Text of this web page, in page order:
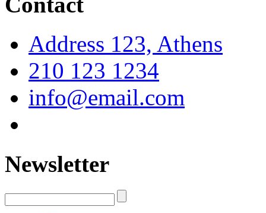
Address 123, Athens
210 123 1234
info@email.com
Newsletter